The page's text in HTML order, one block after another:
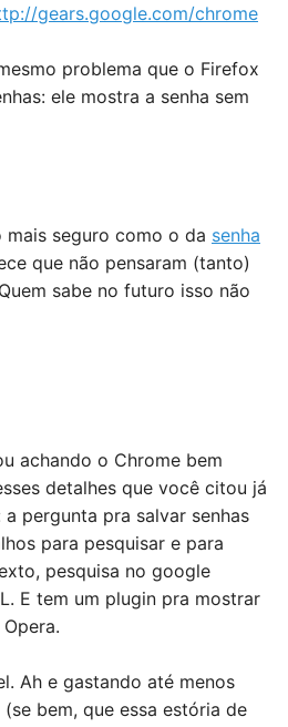
gears.google.com/chrome
problema que o Firefox
ele mostra a senha sem
mais seguro como o da senha
que não pensaram (tanto)
sabe no futuro isso não
achando o Chrome bem
detalhes que você citou já
pergunta pra salvar senhas
para pesquisar e para
pesquisa no google
E tem um plugin pra mostrar
Ah e gastando até menos
bem, que essa estória de